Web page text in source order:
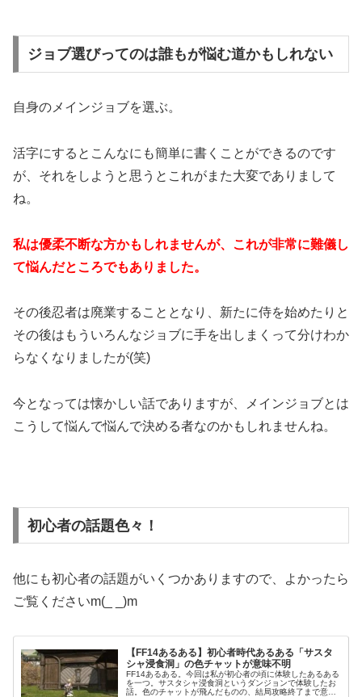
ジョブ選びってのは誰もが悩む道かもしれない
自身のメインジョブを選ぶ。
活字にするとこんなにも簡単に書くことができるのです
が、それをしようと思うとこれがまた大変でありまして
ね。
私は優柔不断な方かもしれませんが、これが非常に難儀し
て悩んだところでもありました。
その後忍者は廃業することとなり、新たに侍を始めたりと
その後はもういろんなジョブに手を出しまくって分けわか
らなくなりましたが(笑)
今となっては懐かしい話でありますが、メインジョブとは
こうして悩んで悩んで決める者なのかもしれませんね。
初心者の話題色々！
他にも初心者の話題がいくつかありますので、よかったら
ご覧くださいm(_ _)m
【FF14あるある】初心者時代あるある「サスタ
シャ浸食洞」の色チャットが意味不明
FF14あるある。今回は私が初心者の頃に体験したあるある
を一つ。サスタシャ浸食洞というダンジョンで体験したお
話。色のチャットが飛んだものの、結局攻略終了まで意味